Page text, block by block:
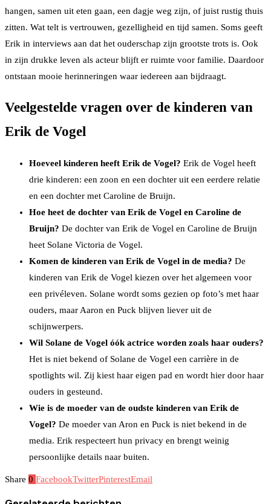
hangen, samen uit eten gaan, een dagje weg zijn, of juist rustig thuis
zitten. Wat telt is vertrouwen, gezelligheid en tijd samen. Soms geeft
Erik in interviews aan dat het ouderschap zijn grootste trots is. Ook
in zijn drukke leven als acteur blijft er ruimte voor familie. Daardoor
ontstaan mooie herinneringen waar iedereen aan bijdraagt.
Veelgestelde vragen over de kinderen van
Erik de Vogel
Hoeveel kinderen heeft Erik de Vogel? Erik de Vogel heeft
drie kinderen: een zoon en een dochter uit een eerdere relatie
en een dochter met Caroline de Bruijn.
Hoe heet de dochter van Erik de Vogel en Caroline de
Bruijn? De dochter van Erik de Vogel en Caroline de Bruijn
heet Solane Victoria de Vogel.
Komen de kinderen van Erik de Vogel in de media? De
kinderen van Erik de Vogel kiezen over het algemeen voor
een privéleven. Solane wordt soms gezien op foto’s met haar
ouders, maar Aaron en Puck blijven liever uit de
schijnwerpers.
Wil Solane de Vogel óók actrice worden zoals haar ouders?
Het is niet bekend of Solane de Vogel een carrière in de
spotlights wil. Zij kiest haar eigen pad en wordt hier door haar
ouders in gesteund.
Wie is de moeder van de oudste kinderen van Erik de
Vogel? De moeder van Aron en Puck is niet bekend in de
media. Erik respecteert hun privacy en brengt weinig
persoonlijke details naar buiten.
Share 0 FacebookTwitterPinterestEmail